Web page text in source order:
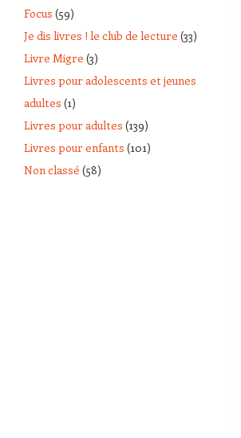
Focus (59)
Je dis livres ! le club de lecture (33)
Livre Migre (3)
Livres pour adolescents et jeunes
adultes (1)
Livres pour adultes (139)
Livres pour enfants (101)
Non classé (58)